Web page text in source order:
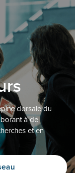
dorsale du
à de
et en